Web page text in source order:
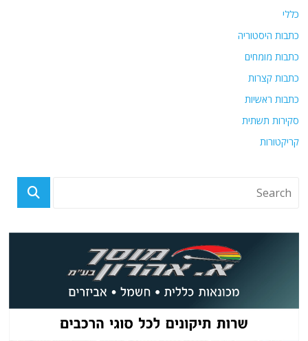
כללי
כתבות היסטוריה
כתבות מומחים
כתבות קצרות
כתבות ראשיות
סקירות תשתית
קריקטורות